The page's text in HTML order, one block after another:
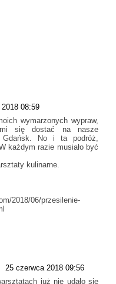
08:59
wymarzonych wypraw,
się dostać na nasze
Gdańsk. No i ta podróż,
każdym razie musiało być
kulinarne.
2018/06/przesilenie-
25 czerwca 2018 09:56
już nie udało się